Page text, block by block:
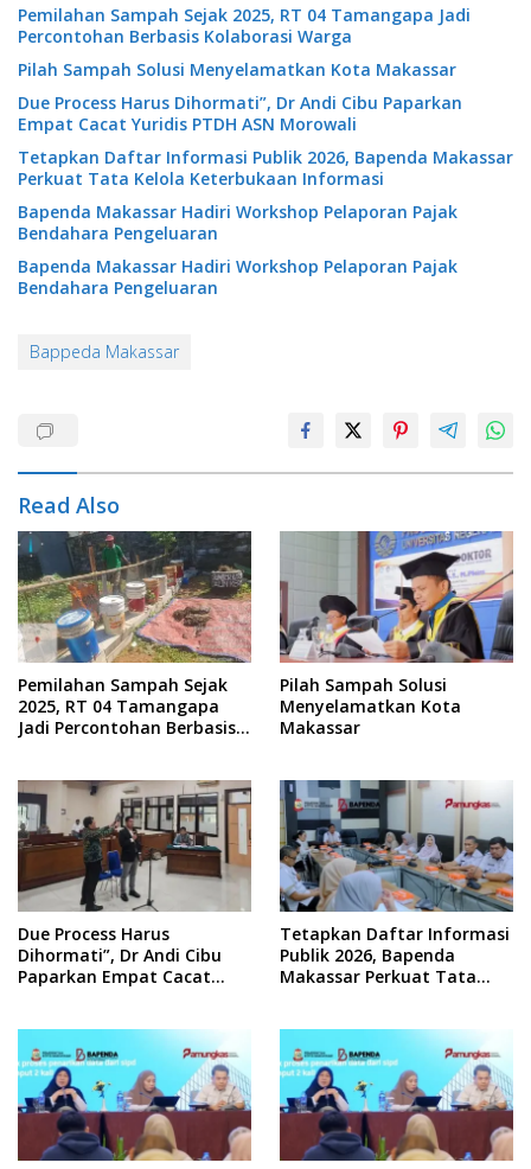
Pemilahan Sampah Sejak 2025, RT 04 Tamangapa Jadi
Percontohan Berbasis Kolaborasi Warga
Pilah Sampah Solusi Menyelamatkan Kota Makassar
Due Process Harus Dihormati”, Dr Andi Cibu Paparkan
Empat Cacat Yuridis PTDH ASN Morowali
Tetapkan Daftar Informasi Publik 2026, Bapenda Makassar
Perkuat Tata Kelola Keterbukaan Informasi
Bapenda Makassar Hadiri Workshop Pelaporan Pajak
Bendahara Pengeluaran
Bapenda Makassar Hadiri Workshop Pelaporan Pajak
Bendahara Pengeluaran
Bappeda Makassar
Read Also
Pemilahan Sampah Sejak
2025, RT 04 Tamangapa
Jadi Percontohan Berbasis
Pilah Sampah Solusi
Menyelamatkan Kota
Makassar
Due Process Harus
Dihormati”, Dr Andi Cibu
Paparkan Empat Cacat
Tetapkan Daftar Informasi
Publik 2026, Bapenda
Makassar Perkuat Tata